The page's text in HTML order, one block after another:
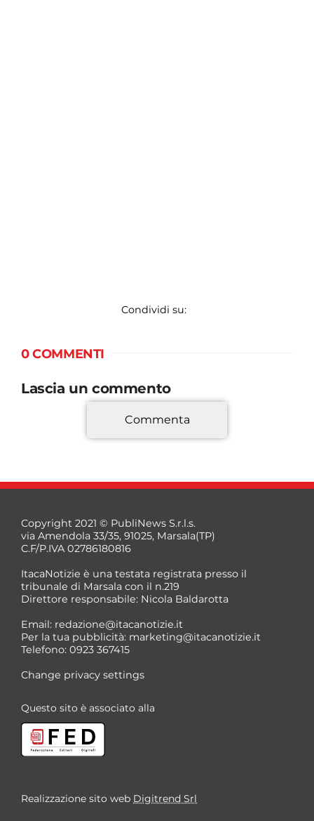
Condividi su:
0 COMMENTI
Lascia un commento
*
*
Commenta
Copyright 2021 © PubliNews S.r.l.s.
via Amendola 33/35, 91025, Marsala(TP)
C.F/P.IVA 02786180816
ItacaNotizie è una testata registrata presso il
tribunale di Marsala con il n.219
Direttore responsabile: Nicola Baldarotta
Email: redazione@itacanotizie.it
Per la tua pubblicità: marketing@itacanotizie.it
Telefono: 0923 367415
Change privacy settings
Questo sito è associato alla
Realizzazione sito web Digitrend Srl